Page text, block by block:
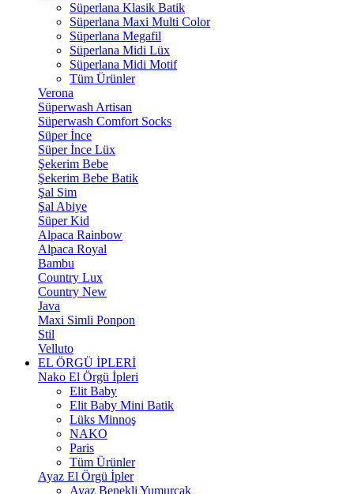
Süperlana Klasik Batik
Süperlana Maxi Multi Color
Süperlana Megafil
Süperlana Midi Lüx
Süperlana Midi Motif
Tüm Ürünler
Verona
Süperwash Artisan
Süperwash Comfort Socks
Süper İnce
Süper İnce Lüx
Şekerim Bebe
Şekerim Bebe Batik
Şal Sim
Şal Abiye
Süper Kid
Alpaca Rainbow
Alpaca Royal
Bambu
Country Lux
Country New
Java
Maxi Simli Ponpon
Stil
Velluto
EL ÖRGÜ İPLERİ
Nako El Örgü İpleri
Elit Baby
Elit Baby Mini Batik
Lüks Minnoş
NAKO
Paris
Tüm Ürünler
Ayaz El Örgü İpler
Ayaz Benekli Yumurcak